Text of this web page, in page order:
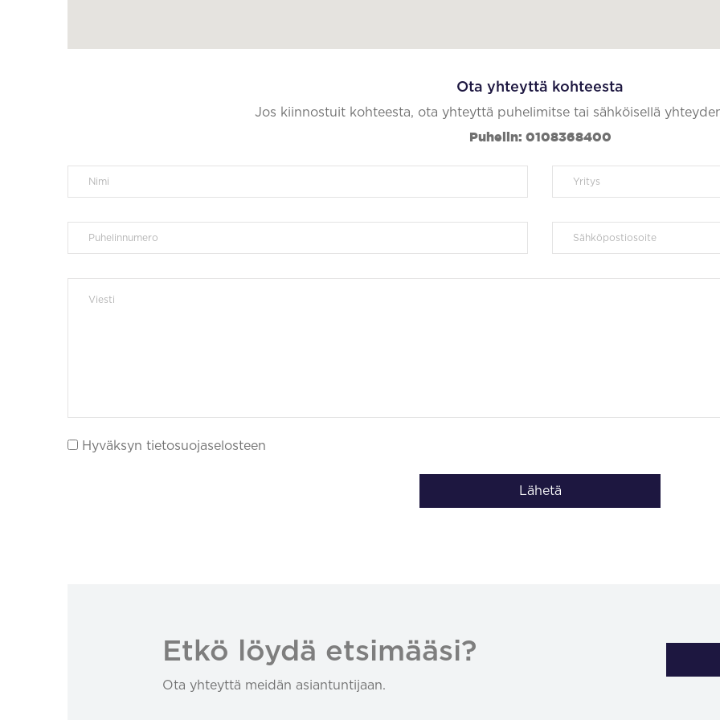
Ota yhteyttä kohteesta
Jos kiinnostuit kohteesta, ota yhteyttä puhelimitse tai sähköisellä
Puhelin: 0108368400
Hyväksyn tietosuojaselosteen
Lähetä
Etkö löydä etsimääsi?
Ota yhteyttä meidän asiantuntijaan.